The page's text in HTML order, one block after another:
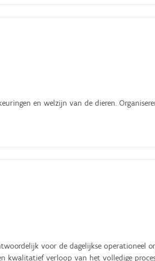
en welzijn van de dieren.
voor de dagelijkse operationeel
kwalitatief verloop van het volledige